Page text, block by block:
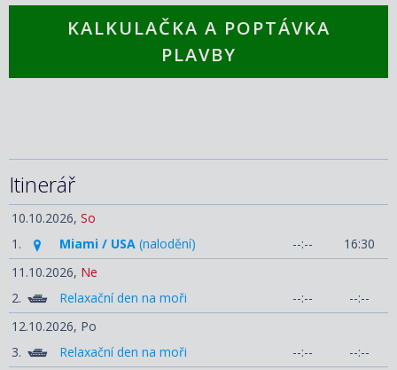
KALKULAČKA A POPTÁVKA
PLAVBY
Itinerář
10.10.2026, So
1.
Miami / USA (nalodění) --:--
16:30
11.10.2026, Ne
2.
Relaxační den na moři --:--
--:--
12.10.2026, Po
3.
Relaxační den na moři --:--
--:--